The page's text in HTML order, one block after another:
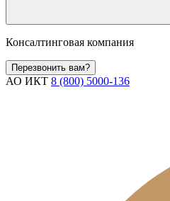
Консалтинговая компания
Перезвонить вам?
АО ИКТ 8 (800) 5000-136